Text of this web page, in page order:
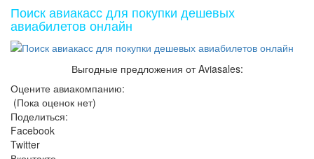
работы, отзывы…
Авиакасса ЦАВС, г. Орск — адрес, телефон и часы
работы, отзывы…
Авиакасса МТА «Билет», г. Орск — адрес, телефон и
часы работы…
Авиакасса Центр-Турс, г. Орск — адрес, телефон и
Авиакасса Sea Travel, г. Орск — адрес, телефон и
часы работы…
режим
Поиск авиабилетов по всем авиакассам Орска без
комиссии и сборов. Точные адреса, телефоны и режим
работы авиакасс в Орске, расположение на карте, отзывы
клиентов и рейтинги.
Авиакассы в Орске – поиск авиабилетов без комиссии.
462403, г. Орск, ул. Краматорская, д.2 «Б». Режим
работы.
Круглосуточная авиакасса: билеты на самолет из Орска
по минимальным ценам!
Поиск авиакасс для покупки дешевых
авиабилетов онлайн
Выгодные предложения от Aviasales:
Оцените авиакомпанию:
(Пока оценок нет)
Поделиться:
Facebook
Twitter